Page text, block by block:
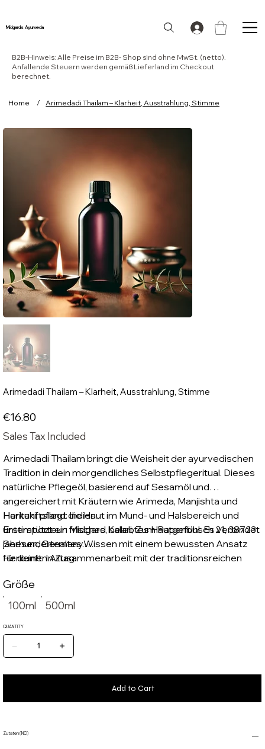
Midgards Ayurveda
Home / Arimedadi Thailam – Klarheit, Ausstrahlung, Stimme
Arimedadi Thailam – Klarheit, Ausstrahlung, Stimme
Price
€16.80
Sales Tax Included
Arimedadi Thailam bringt die Weisheit der ayurvedischen
Tradition in dein morgendliches Selbstpflegeritual. Dieses
natürliche Pflegeöl, basierend auf Sesamöl und
angereichert mit Kräutern wie Arimeda, Manjishta und
Haritaki, pflegt die Haut im Mund- und Halsbereich und
unterstützt ein frisches, belebtes Hautgefühl. Es verbindet
jahrhundertealtes Wissen mit einem bewussten Ansatz
für deinen Alltag.
Herkunftsland: Indien.
Erstimporteur: Midgard Kalari, Zum Papenbusch 21, 38723
Seesen, Germany.
Herkunft: In Zusammenarbeit mit der traditionsreichen
Rezepturen mit größter Sorgfalt herstellt.
100ml 500ml
Größe
QUANTITY
Add to Cart
Zutaten (INCI)
B2B-Hinweis: Alle Preise im B2B- Shop sind ohne MwSt. (netto).
Anfallende Steuern werden gemäß Lieferland im Checkout
berechnet.